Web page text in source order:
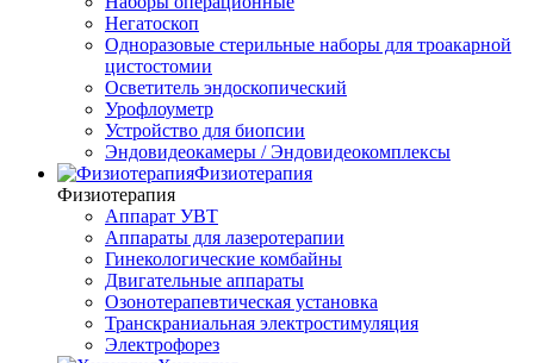
Негатоскоп
Одноразовые стерильные наборы для троакарной
цистостомии
Осветитель эндоскопический
Урофлоуметр
Устройство для биопсии
Эндовидеокамеры / Эндовидеокомплексы
Физиотерапия
Физиотерапия
Аппарат УВТ
Аппараты для лазеротерапии
Гинекологические комбайны
Двигательные аппараты
Озонотерапевтическая установка
Транскраниальная электростимуляция
Электрофорез